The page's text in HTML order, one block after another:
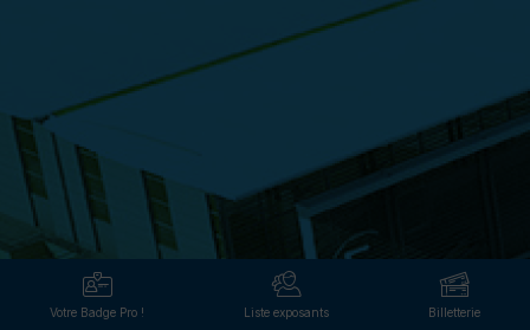
Votre Badge Pro ! Liste exposants Billetterie